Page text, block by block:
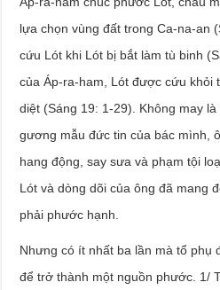
lựa chọn vùng đất trong Ca-na-an
cứu Lót khi Lót bị bắt làm tù binh
của Áp-ra-ham, Lót được cứu khỏi
diệt (Sáng 19: 1-29). Không may
gương mẫu đức tin của bác mình,
hang động, say sưa và phạm tội
Lót và dòng dõi của ông đã mang
phải phước hạnh.
Nhưng có ít nhất ba lần mà tổ phụ
để trở thành một nguồn phước. 1/